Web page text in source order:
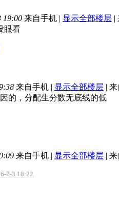
19:00 来自手机 | 显示全部楼层 |
眼看
来自手机 | 显示全部楼层 | 来
的，分配生分数无底线的低
来自手机 | 显示全部楼层 | 来
7-3 18:22